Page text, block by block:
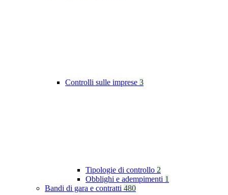
Controlli sulle imprese 3
Tipologie di controllo 2
Obblighi e adempimenti 1
Bandi di gara e contratti 480